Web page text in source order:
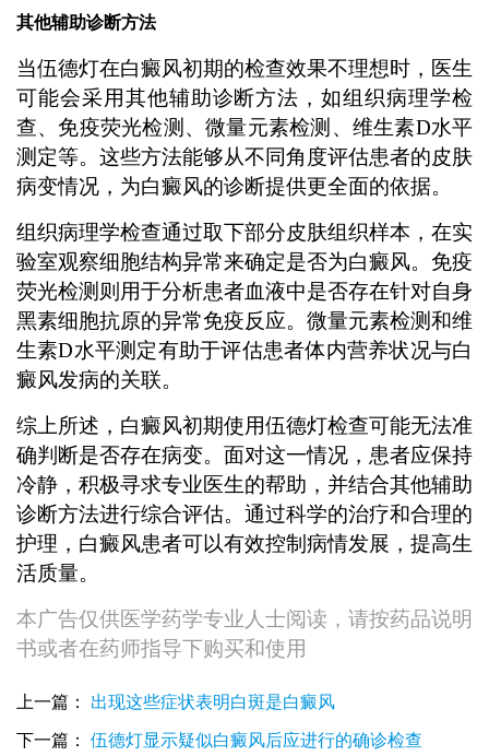
其他辅助诊断方法
当伍德灯在白癜风初期的检查效果不理想时，医生
可能会采用其他辅助诊断方法，如组织病理学检
查、免疫荧光检测、微量元素检测、维生素D水平
测定等。这些方法能够从不同角度评估患者的皮肤
病变情况，为白癜风的诊断提供更全面的依据。
组织病理学检查通过取下部分皮肤组织样本，在实
验室观察细胞结构异常来确定是否为白癜风。免疫
荧光检测则用于分析患者血液中是否存在针对自身
黑素细胞抗原的异常免疫反应。微量元素检测和维
生素D水平测定有助于评估患者体内营养状况与白
癜风发病的关联。
综上所述，白癜风初期使用伍德灯检查可能无法准
确判断是否存在病变。面对这一情况，患者应保持
冷静，积极寻求专业医生的帮助，并结合其他辅助
诊断方法进行综合评估。通过科学的治疗和合理的
护理，白癜风患者可以有效控制病情发展，提高生
活质量。
本广告仅供医学药学专业人士阅读，请按药品说明
书或者在药师指导下购买和使用
上一篇： 出现这些症状表明白斑是白癜风
下一篇： 伍德灯显示疑似白癜风后应进行的确诊检查